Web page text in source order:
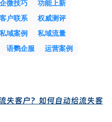
企微技巧
功能上新
客户联系
权威测评
私域案例
私域流量
语鹦企服 运营案例
失客户？如何自动给流失客